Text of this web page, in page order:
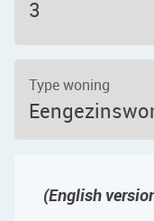
3
Type woning
(English